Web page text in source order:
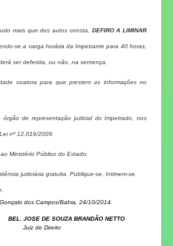
mais que dos autos consta, DEFIRO A LIMINAR
se a carga horária da Impetrante para 40 horas,
ser deferida, ou não, na sentença.
coatora para que prestem as informações no
órgão de representação judicial do Impetrado, nos
nº 12.016/2009.
Ministério Público do Estado.
judiciária gratuita. Publique-se. Intimem-se.
dos Campos/Bahia, 24/10/2014.
BEL. JOSE DE SOUZA BRANDÃO NETTO
Juiz de Direito